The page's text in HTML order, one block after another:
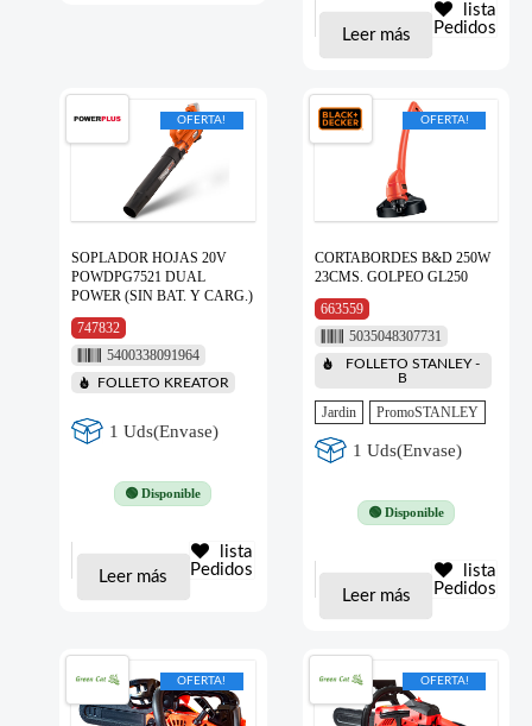
Leer más
lista
Pedidos
OFERTA!
SOPLADOR HOJAS 20V
POWDPG7521 DUAL
POWER (SIN BAT. Y CARG.)
747832
5400338091964
FOLLETO KREATOR
1 Uds(Envase)
🟢 Disponible
Leer más
lista
Pedidos
OFERTA!
CORTABORDES B&D 250W
23CMS. GOLPEO GL250
663559
5035048307731
FOLLETO STANLEY -
B
Jardin PromoSTANLEY
1 Uds(Envase)
🟢 Disponible
Leer más
lista
Pedidos
OFERTA! OFERTA!